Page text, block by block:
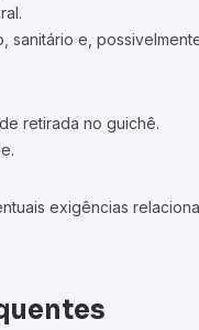
sanitário e,
retirada no guichê.
exigências